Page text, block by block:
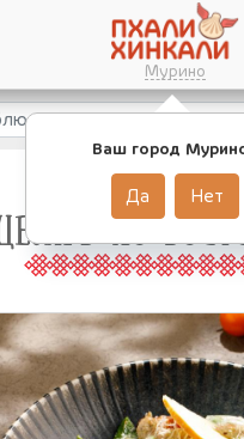
Мурино
Ваш город
Да Нет
ПО-